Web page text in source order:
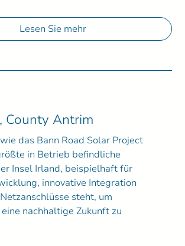
Lesen Sie mehr
County Antrim
das Bann Road Solar Project
in Betrieb befindliche
Insel Irland, beispielhaft für
innovative Integration
steht, um
nachhaltige Zukunft zu